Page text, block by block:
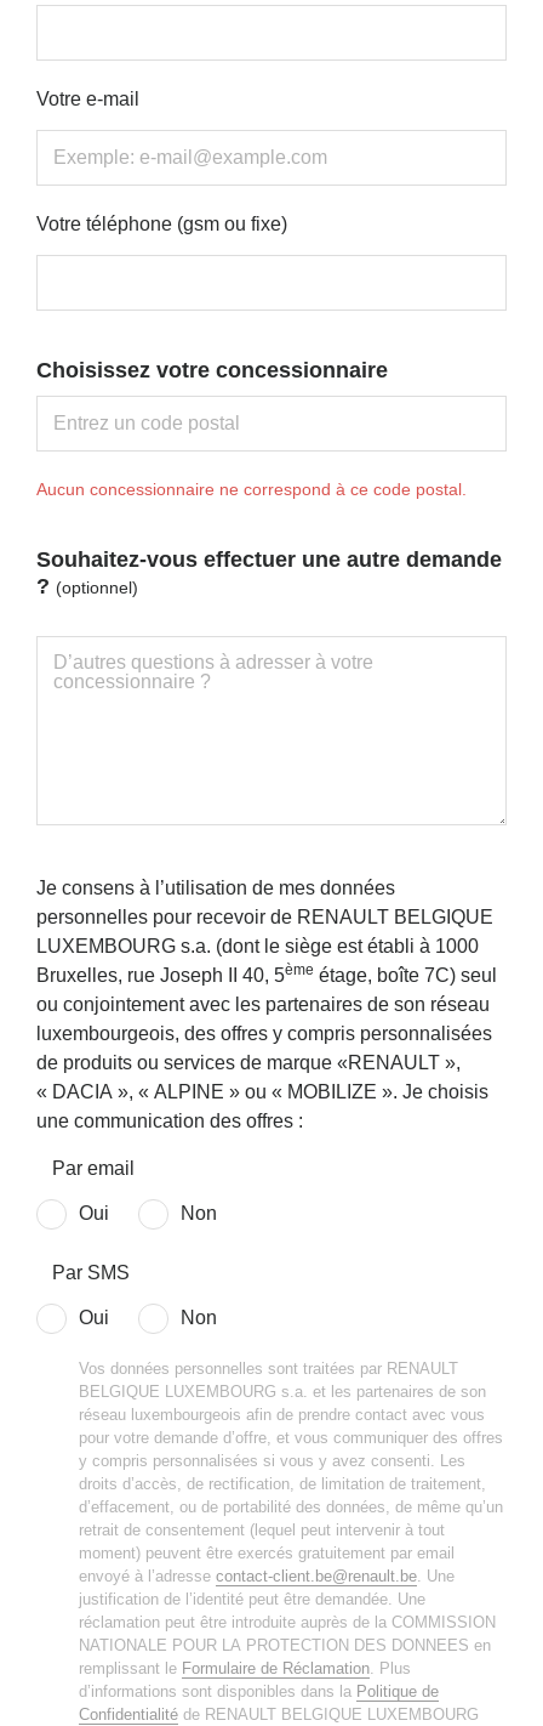
Votre e-mail
Votre téléphone (gsm ou fixe)
Choisissez votre concessionnaire
Aucun concessionnaire ne correspond à ce code postal.
Souhaitez-vous effectuer une autre demande
? (optionnel)
Je consens à l’utilisation de mes données
personnelles pour recevoir de RENAULT BELGIQUE
LUXEMBOURG s.a. (dont le siège est établi à 1000
Bruxelles, rue Joseph II 40, 5ème étage, boîte 7C) seul
ou conjointement avec les partenaires de son réseau
luxembourgeois, des offres y compris personnalisées
de produits ou services de marque «RENAULT »,
« DACIA », « ALPINE » ou « MOBILIZE ». Je choisis
une communication des offres :
Par email
Oui Non
Par SMS
Oui Non
Vos données personnelles sont traitées par RENAULT
BELGIQUE LUXEMBOURG s.a. et les partenaires de son
réseau luxembourgeois afin de prendre contact avec vous
pour votre demande d’offre, et vous communiquer des offres
y compris personnalisées si vous y avez consenti. Les
droits d’accès, de rectification, de limitation de traitement,
d’effacement, ou de portabilité des données, de même qu’un
retrait de consentement (lequel peut intervenir à tout
moment) peuvent être exercés gratuitement par email
envoyé à l’adresse contact-client.be@renault.be. Une
justification de l’identité peut être demandée. Une
réclamation peut être introduite auprès de la COMMISSION
NATIONALE POUR LA PROTECTION DES DONNEES en
remplissant le Formulaire de Réclamation. Plus
d’informations sont disponibles dans la Politique de
Confidentialité de RENAULT BELGIQUE LUXEMBOURG